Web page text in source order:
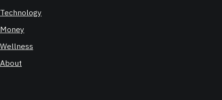
Technology
Money
Wellness
About